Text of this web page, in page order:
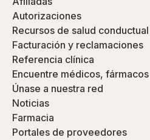
Autorizaciones
Recursos de salud conductual
Facturación y reclamaciones
Referencia clínica
Encuentre médicos,
Únase a nuestra red
Noticias
Farmacia
Portales de proveedores